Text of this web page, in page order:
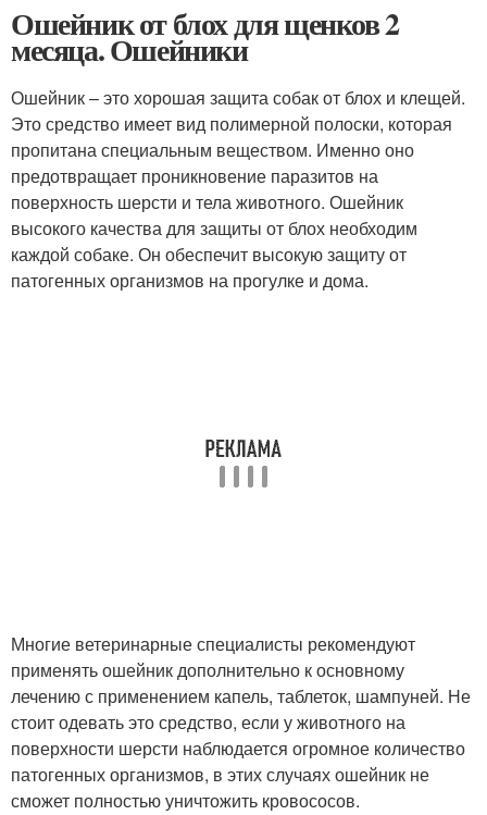
Ошейник от блох для щенков 2
месяца. Ошейники
Ошейник – это хорошая защита собак от блох и клещей.
Это средство имеет вид полимерной полоски, которая
пропитана специальным веществом. Именно оно
предотвращает проникновение паразитов на
поверхность шерсти и тела животного. Ошейник
высокого качества для защиты от блох необходим
каждой собаке. Он обеспечит высокую защиту от
патогенных организмов на прогулке и дома.
Многие ветеринарные специалисты рекомендуют
применять ошейник дополнительно к основному
лечению с применением капель, таблеток, шампуней. Не
стоит одевать это средство, если у животного на
поверхности шерсти наблюдается огромное количество
патогенных организмов, в этих случаях ошейник не
сможет полностью уничтожить кровососов.